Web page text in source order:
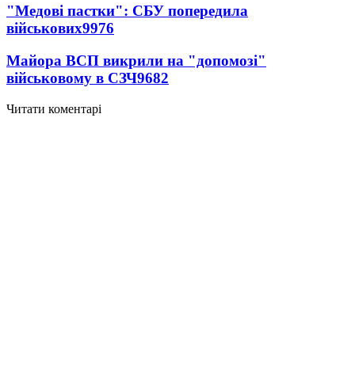
"Медові пастки": СБУ попередила
військових9976
Майора ВСП викрили на "допомозі"
військовому в СЗЧ9682
Читати коментарі